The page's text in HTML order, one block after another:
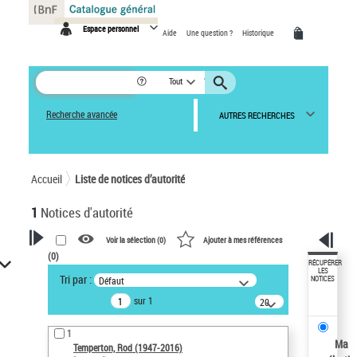
Espace personnel Aide Une question ? Historique
Tout
Recherche avancée AUTRES RECHERCHES
Accueil Liste de notices d’autorité
1 Notices d'autorité
VOTRE RECHERCHE
Recherche avancée dans les
notices d’autorité
Œuvres liées à l'auteur :
Temperton, Rod (1947-2016)
Voir la sélection (0) Ajouter à mes références
(0)
Tri par : Défaut
sur 1
20
résultats/page
1
Temperton, Rod (1947-2016)
RÉCUPÉRER
LES
NOTICES
Ma
Panneau de gestion des cookies